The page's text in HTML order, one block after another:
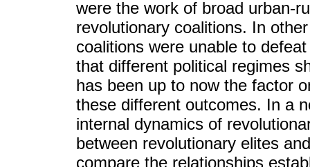
were the work of broad urban-
revolutionary coalitions. In
coalitions were unable to
that different political regimes
has been up to now the factor
these different outcomes. In a
internal dynamics of
between revolutionary elites
compare the relationships